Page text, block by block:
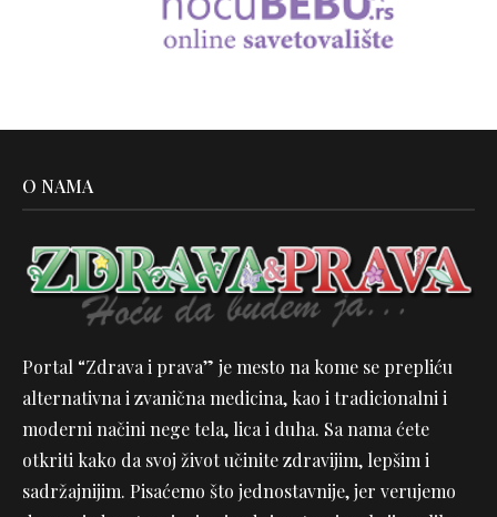
O NAMA
Portal “Zdrava i prava” je mesto na kome se prepliću
alternativna i zvanična medicina, kao i tradicionalni i
moderni načini nege tela, lica i duha. Sa nama ćete
otkriti kako da svoj život učinite zdravijim, lepšim i
sadržajnijim. Pisaćemo što jednostavnije, jer verujemo